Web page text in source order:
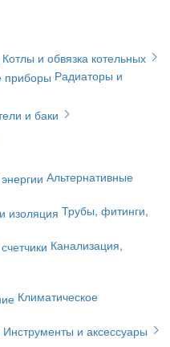
Котлы и обвязка котельных
Радиаторы и
и баки
Альтернативные
Трубы, фитинги,
Канализация,
Климатическое
Инструменты и аксессуары